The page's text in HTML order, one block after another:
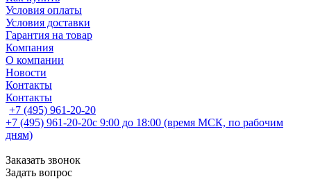
Условия оплаты
Условия доставки
Гарантия на товар
Компания
О компании
Новости
Контакты
Контакты
+7 (495) 961-20-20
+7 (495) 961-20-20с 9:00 до 18:00 (время МСК, по рабочим
дням)
Заказать звонок
Задать вопрос